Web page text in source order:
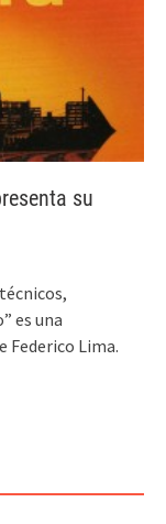
su
es una
Federico Lima.